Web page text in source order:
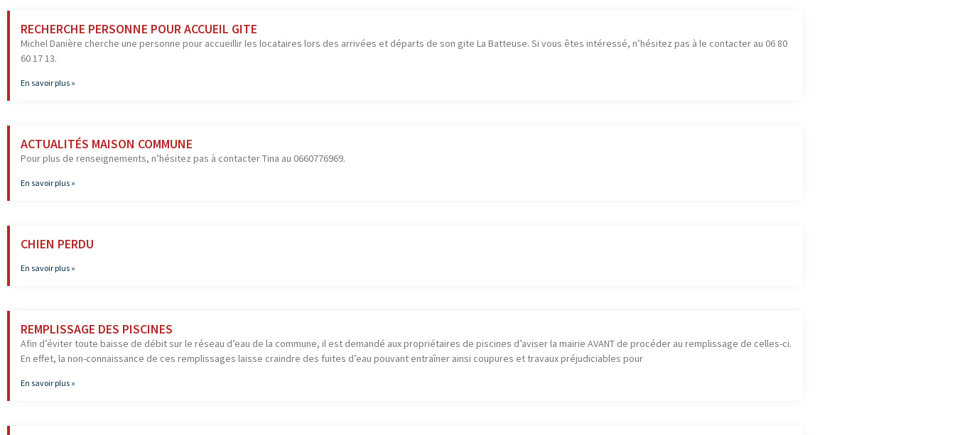
RECHERCHE PERSONNE POUR ACCUEIL GITE
Michel Danière cherche une personne pour accueillir les locataires lors des arrivées et départs de son gite La Batteuse. Si vous êtes intéressé, n’hésitez pas à le contacter au 06 80
60 17 13.
En savoir plus »
ACTUALITÉS MAISON COMMUNE
Pour plus de renseignements, n’hésitez pas à contacter Tina au 0660776969.
En savoir plus »
CHIEN PERDU
En savoir plus »
REMPLISSAGE DES PISCINES
Afin d’éviter toute baisse de débit sur le réseau d’eau de la commune, il est demandé aux propriétaires de piscines d’aviser la mairie AVANT de procéder au remplissage de celles-ci.
En effet, la non-connaissance de ces remplissages laisse craindre des fuites d’eau pouvant entraîner ainsi coupures et travaux préjudiciables pour
En savoir plus »